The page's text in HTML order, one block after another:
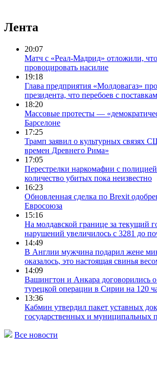
Лента
20:07
Матч с «Реал-Мадрид» отложили,
провоцировать насилие
19:18
Глава предприятия «Молдовагаз»
президента, что перебоев с
18:20
Массовые протесты —
Барселоне
17:25
Трамп заявил о культурных связях
времен Древнего Рима»
17:05
Перестрелки наркомафии с
количество убитых пока неизвестно
16:23
Обновленная сделка по Brexit
Евросоюза
15:16
На молдавской границе за текущий
нарушений увеличилось с 3281 до
14:49
В Англии мужчина подарил жене
оказалось, это настоящая свинья
14:09
Вашингтон и Анкара договорились
турецкой операции в Сирии на 120
13:36
Кабмин утвердил пакет уставных
государственных и муниципальных
Все новости